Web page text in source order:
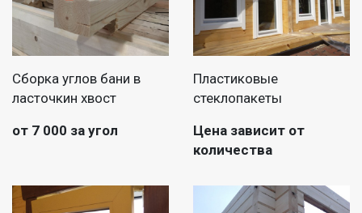
Сборка углов бани в
ласточкин хвост
от 7 000 за угол
Пластиковые
стеклопакеты
Цена зависит от
количества